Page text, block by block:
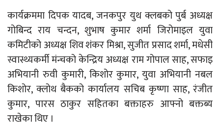
कार्यक्रममा दिपक यादब, जनकपुर युथ क्लबको पुर्ब अध्यक्ष
गोबिन्द राय चन्दन, शुभाष कुमार शर्मा जिरोमाइल युवा
कमिटीको अध्यक्ष शिव शंकर मिश्रा, सुजीत प्रसाद शर्मा, मधेसी
स्वास्थ्यकर्मी मंन्चको केन्द्रिय अध्यक्ष राम गोपाल साह, सफाइ
अभियानी रुवी कुमारी, किशोर कुमार, युवा अभियानी नबल
किशोर, क्लोथ बैकको कार्यालय सचिब कृष्णा साह, रंजीत
कुमार, पारस ठाकुर सहितका बक्ताहरु आफ्नो बक्तब्य
राखेका थिए ।